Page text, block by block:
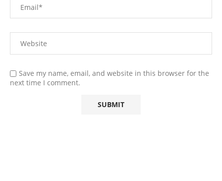
Save my name, email, and website in this browser for the
next time I comment.